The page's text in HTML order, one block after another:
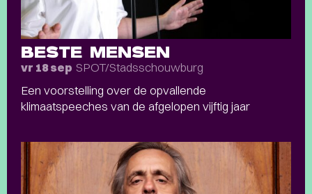
BESTE MENSEN
vr 18 sep SPOT/Stadsschouwburg
Een voorstelling over de opvallende
klimaatspeeches van de afgelopen vijftig jaar